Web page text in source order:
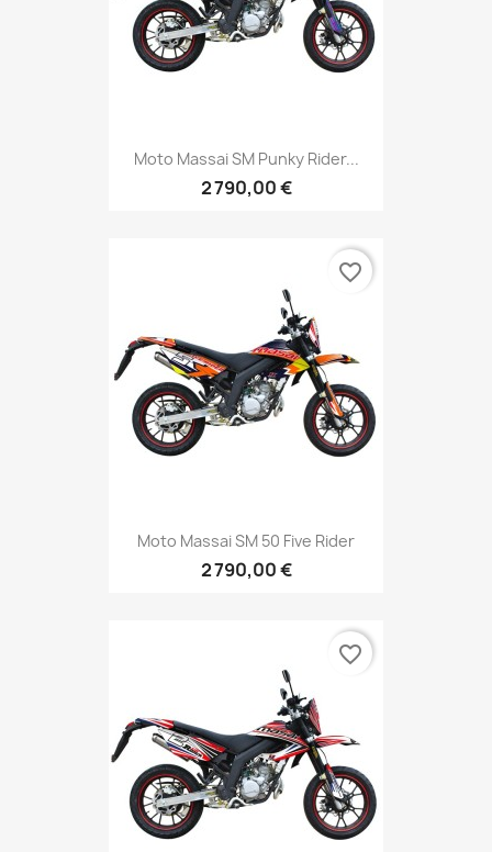
Moto Massai SM Punky Rider...
2 790,00 €
Moto Massai SM 50 Five Rider
2 790,00 €
favorite_border
favorite_border